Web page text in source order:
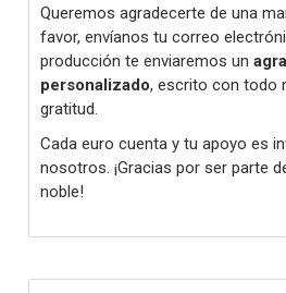
Queremos agradecerte de una
favor, envíanos tu correo
producción te enviaremos un
personalizado, escrito con todo
gratitud.
Cada euro cuenta y tu apoyo es
nosotros. ¡Gracias por ser parte
noble!